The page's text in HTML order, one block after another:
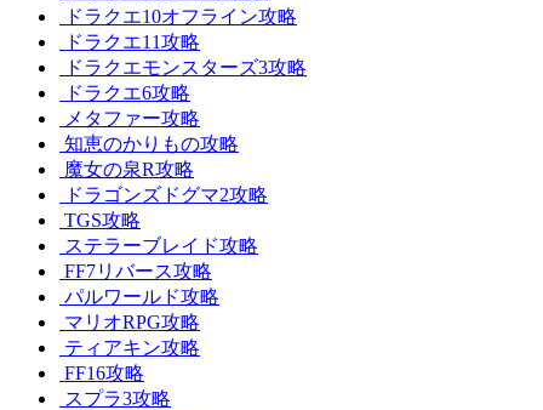
ドラクエ10オフライン攻略
ドラクエ11攻略
ドラクエモンスターズ3攻略
ドラクエ6攻略
メタファー攻略
知恵のかりもの攻略
魔女の泉R攻略
ドラゴンズドグマ2攻略
TGS攻略
ステラーブレイド攻略
FF7リバース攻略
パルワールド攻略
マリオRPG攻略
ティアキン攻略
FF16攻略
スプラ3攻略